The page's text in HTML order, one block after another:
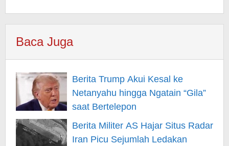
Baca Juga
Berita Trump Akui Kesal ke
Netanyahu hingga Ngatain “Gila”
saat Bertelepon
Berita Militer AS Hajar Situs Radar
Iran Picu Sejumlah Ledakan